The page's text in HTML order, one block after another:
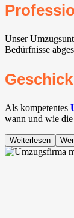
Unser
Bedürfnisse
Als kompetentes
wann und wie
Weiterlesen